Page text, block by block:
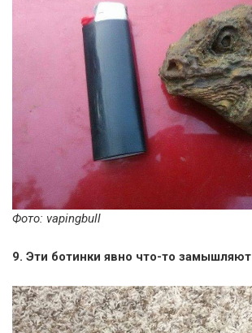
Фото: vapingbull
9. Эти ботинки явно что-то замышляют